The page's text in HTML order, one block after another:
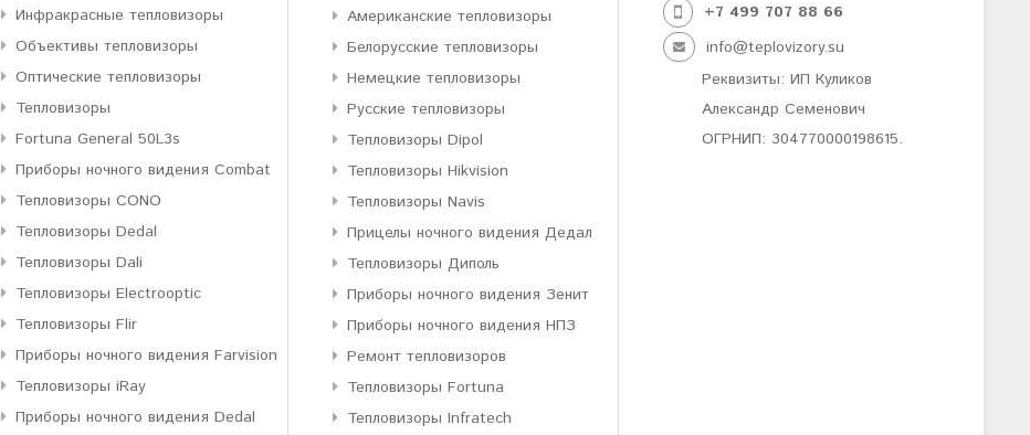
Инфракрасные тепловизоры
Объективы тепловизоры
Оптические тепловизоры
Тепловизоры
Fortuna General 50L3s
Приборы ночного видения Combat
Тепловизоры CONO
Тепловизоры Dedal
Тепловизоры Dali
Тепловизоры Electrooptic
Тепловизоры Flir
Приборы ночного видения Farvision
Тепловизоры iRay
Приборы ночного видения Dedal
Американские тепловизоры
Белорусские тепловизоры
Немецкие тепловизоры
Русские тепловизоры
Тепловизоры Dipol
Тепловизоры Hikvision
Тепловизоры Navis
Прицелы ночного видения Дедал
Тепловизоры Диполь
Приборы ночного видения Зенит
Приборы ночного видения НПЗ
Ремонт тепловизоров
Тепловизоры Fortuna
Тепловизоры Infratech
+7 499 707 88 66
info@teplovizory.su
Реквизиты: ИП Куликов
Александр Семенович
ОГРНИП: 304770000198615.